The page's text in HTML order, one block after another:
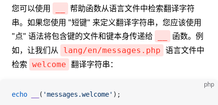
您可以使用
帮助函数从语言文件中检索翻译字符
串。如果您使用 "短键" 来定义翻译字符串，您应该使用
"点" 语法将包含键的文件和键本身传递给
函数。例
如，让我们从
lang/en/messages.php 语言文件中
检索 welcome 翻译字符串：
php
echo ( 'messages.welcome' );